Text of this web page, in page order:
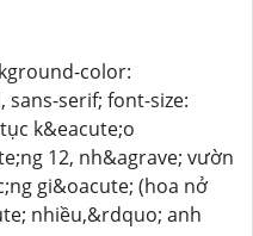
color:
serif; font-size:
k&eacute;o
12, nh&agrave; vườn
gi&oacute; (hoa nở
nhiều,&rdquo; anh